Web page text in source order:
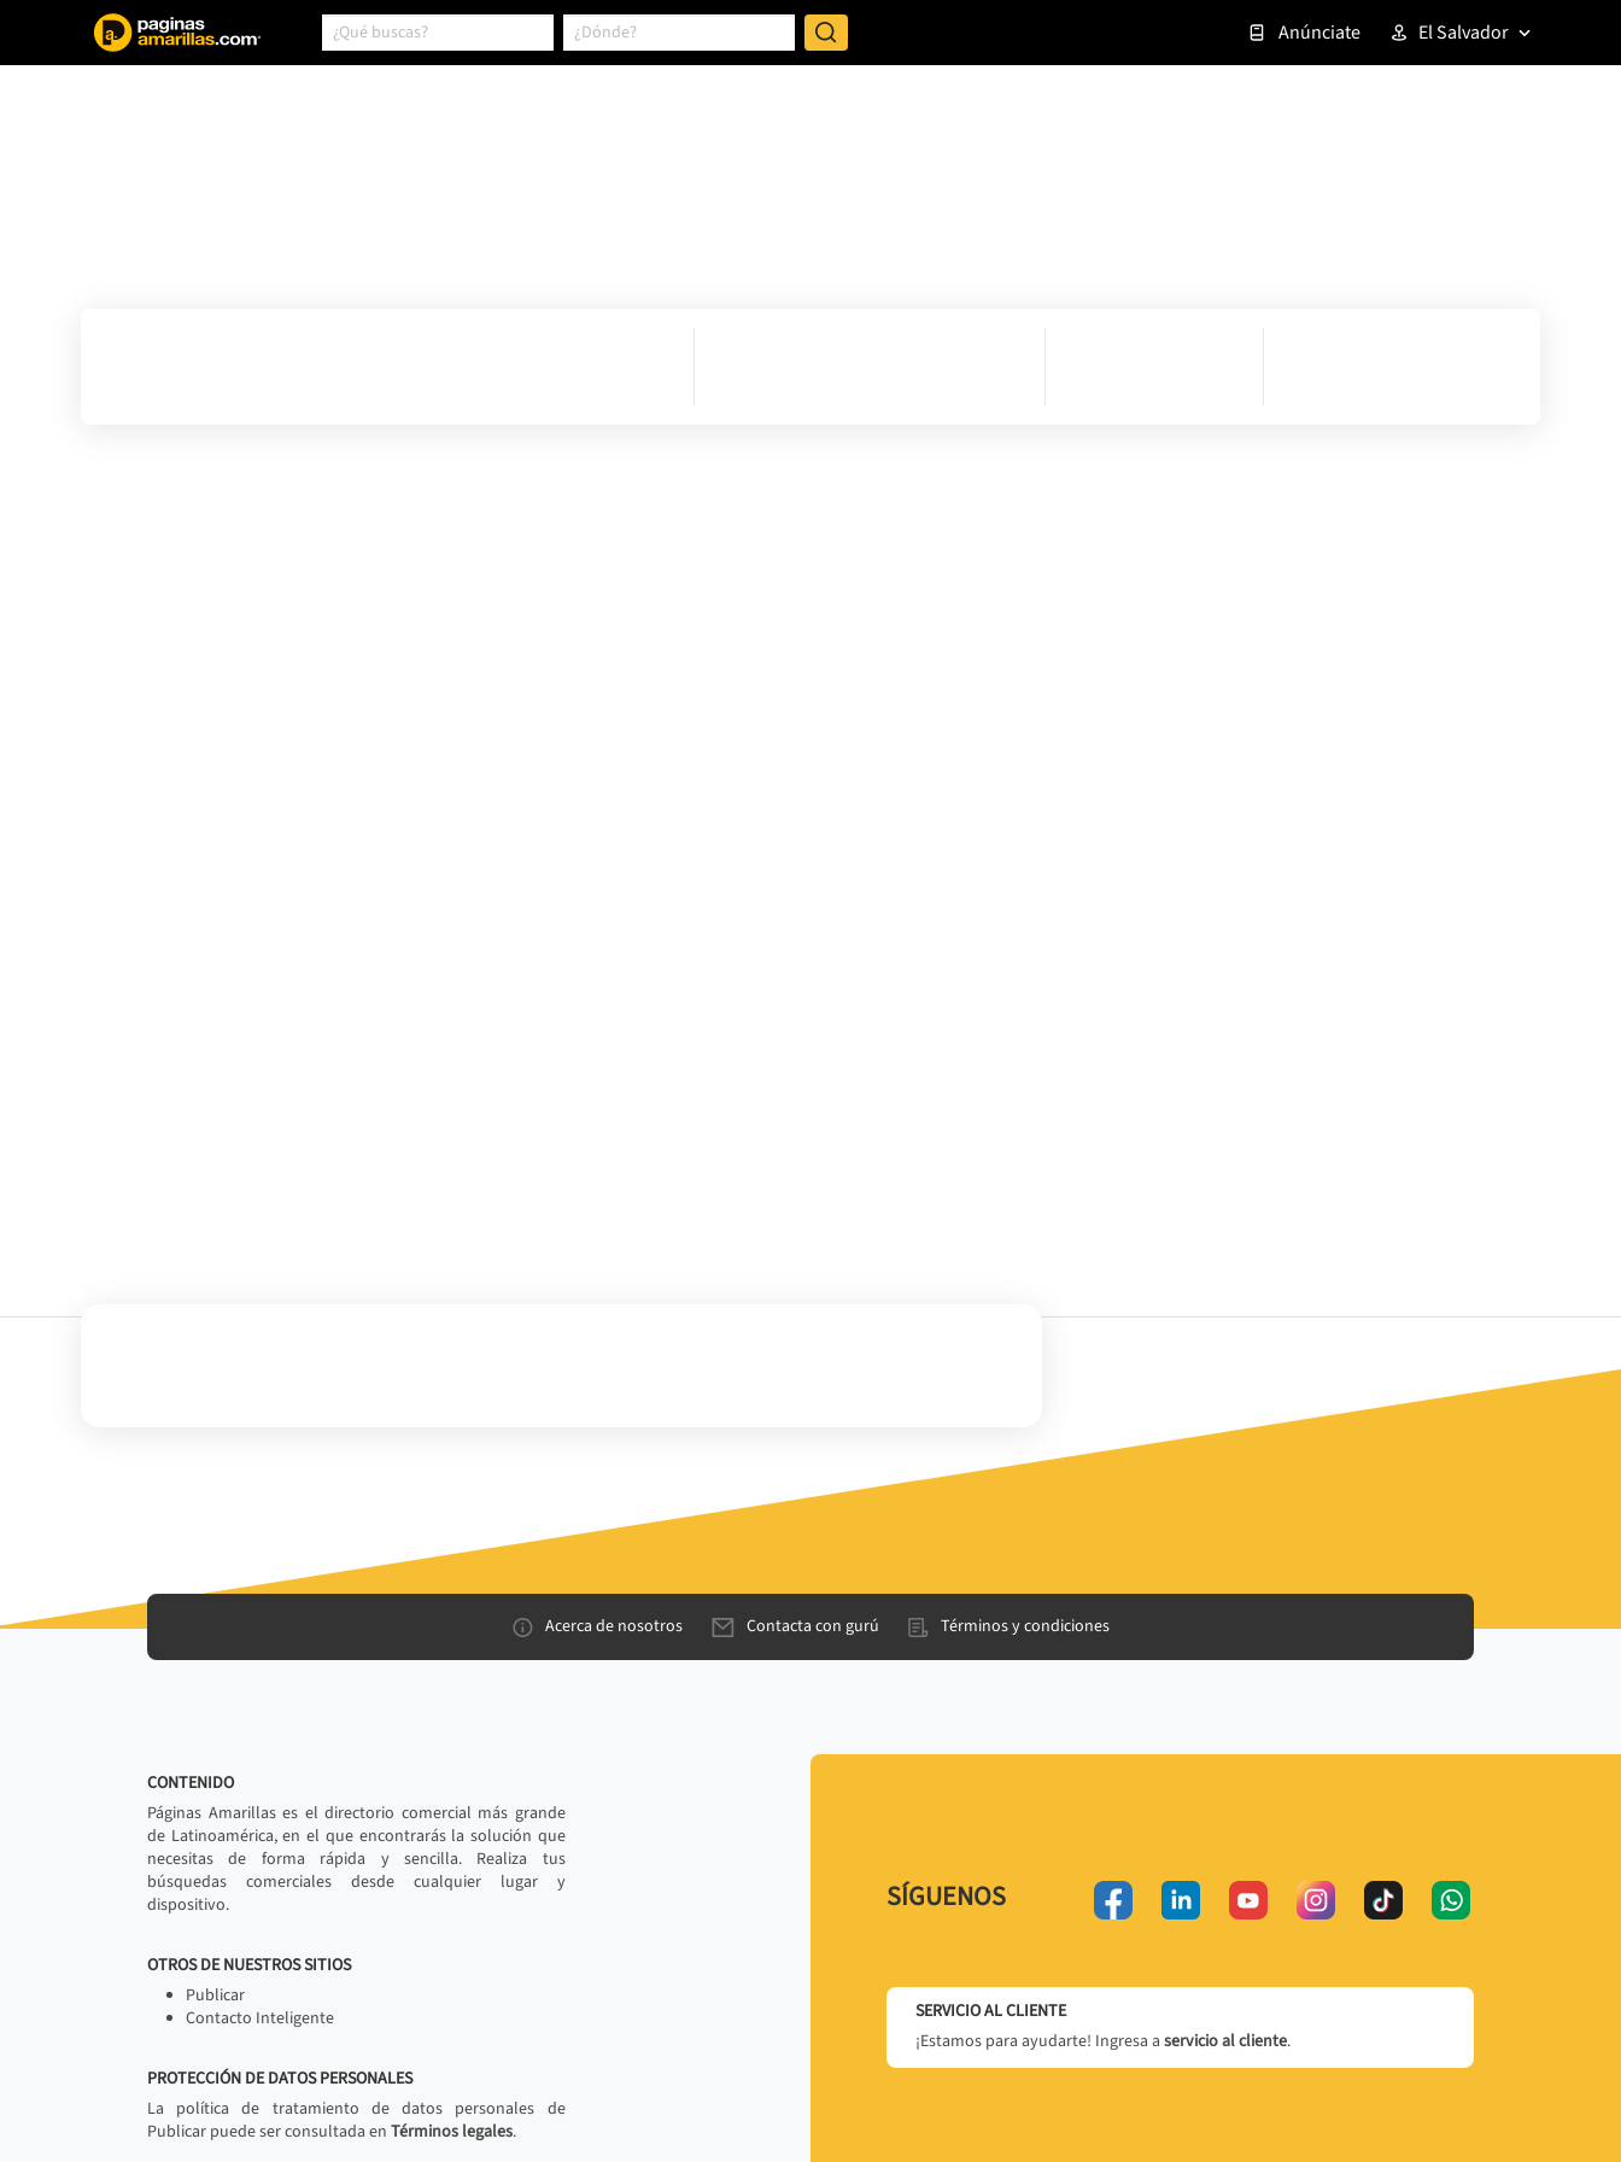
Anúnciate El Salvador
Acerca de nosotros Contacta con gurú Términos y condiciones
CONTENIDO
Páginas Amarillas es el directorio comercial más grande
de Latinoamérica, en el que encontrarás la solución que
necesitas de forma rápida y sencilla. Realiza tus
búsquedas comerciales desde cualquier lugar y
dispositivo.
OTROS DE NUESTROS SITIOS
Publicar
Contacto Inteligente
PROTECCIÓN DE DATOS PERSONALES
La política de tratamiento de datos personales de
Publicar puede ser consultada en Términos legales.
SÍGUENOS
SERVICIO AL CLIENTE
¡Estamos para ayudarte! Ingresa a servicio al cliente.